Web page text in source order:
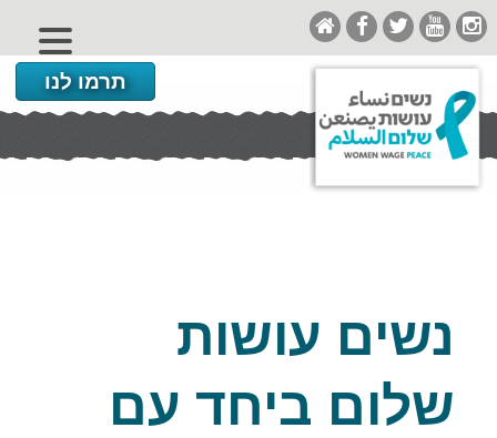
תרמו לנו
נשים עושות
שלום ביחד עם